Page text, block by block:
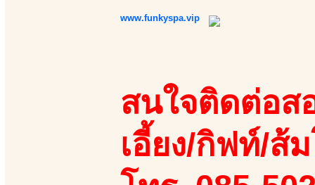
www.funkyspa.vip
สนใจติดต่อส
เอี้ยง/กิฟท์/ส้